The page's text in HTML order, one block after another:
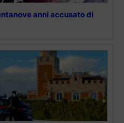
anni accusato di